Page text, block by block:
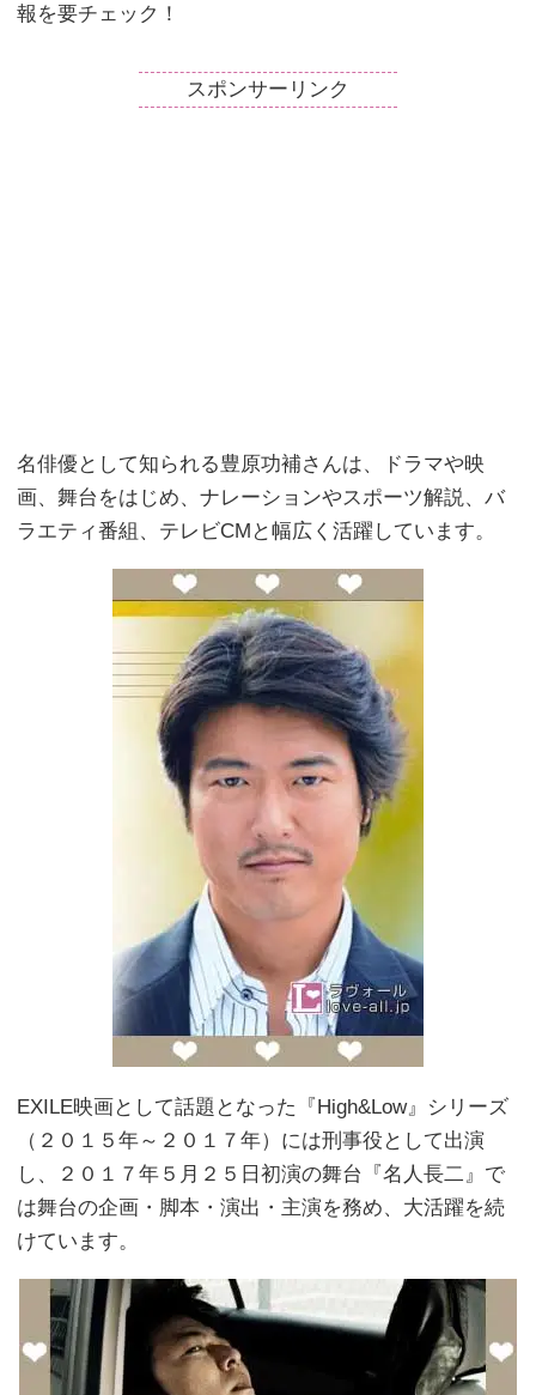
報を要チェック！
スポンサーリンク
名俳優として知られる豊原功補さんは、ドラマや映
画、舞台をはじめ、ナレーションやスポーツ解説、バ
ラエティ番組、テレビCMと幅広く活躍しています。
EXILE映画として話題となった『High&Low』シリーズ
（２０１５年～２０１７年）には刑事役として出演
し、２０１７年５月２５日初演の舞台『名人長二』で
は舞台の企画・脚本・演出・主演を務め、大活躍を続
けています。